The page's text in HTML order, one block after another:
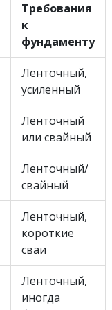
Требования
к
фундаменту
Ленточный,
усиленный
Ленточный
или свайный
Ленточный/
свайный
Ленточный,
короткие
сваи
Ленточный,
иногда